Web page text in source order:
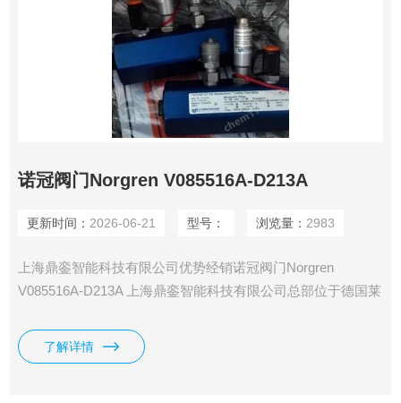
诺冠阀门Norgren V085516A-D213A
更新时间： 2026-06-21 型号： 浏览量： 2983
上海鼎銮智能科技有限公司优势经销诺冠阀门Norgren
V085516A-D213A 上海鼎銮智能科技有限公司总部位于德国莱
及备品备件。
了解详情